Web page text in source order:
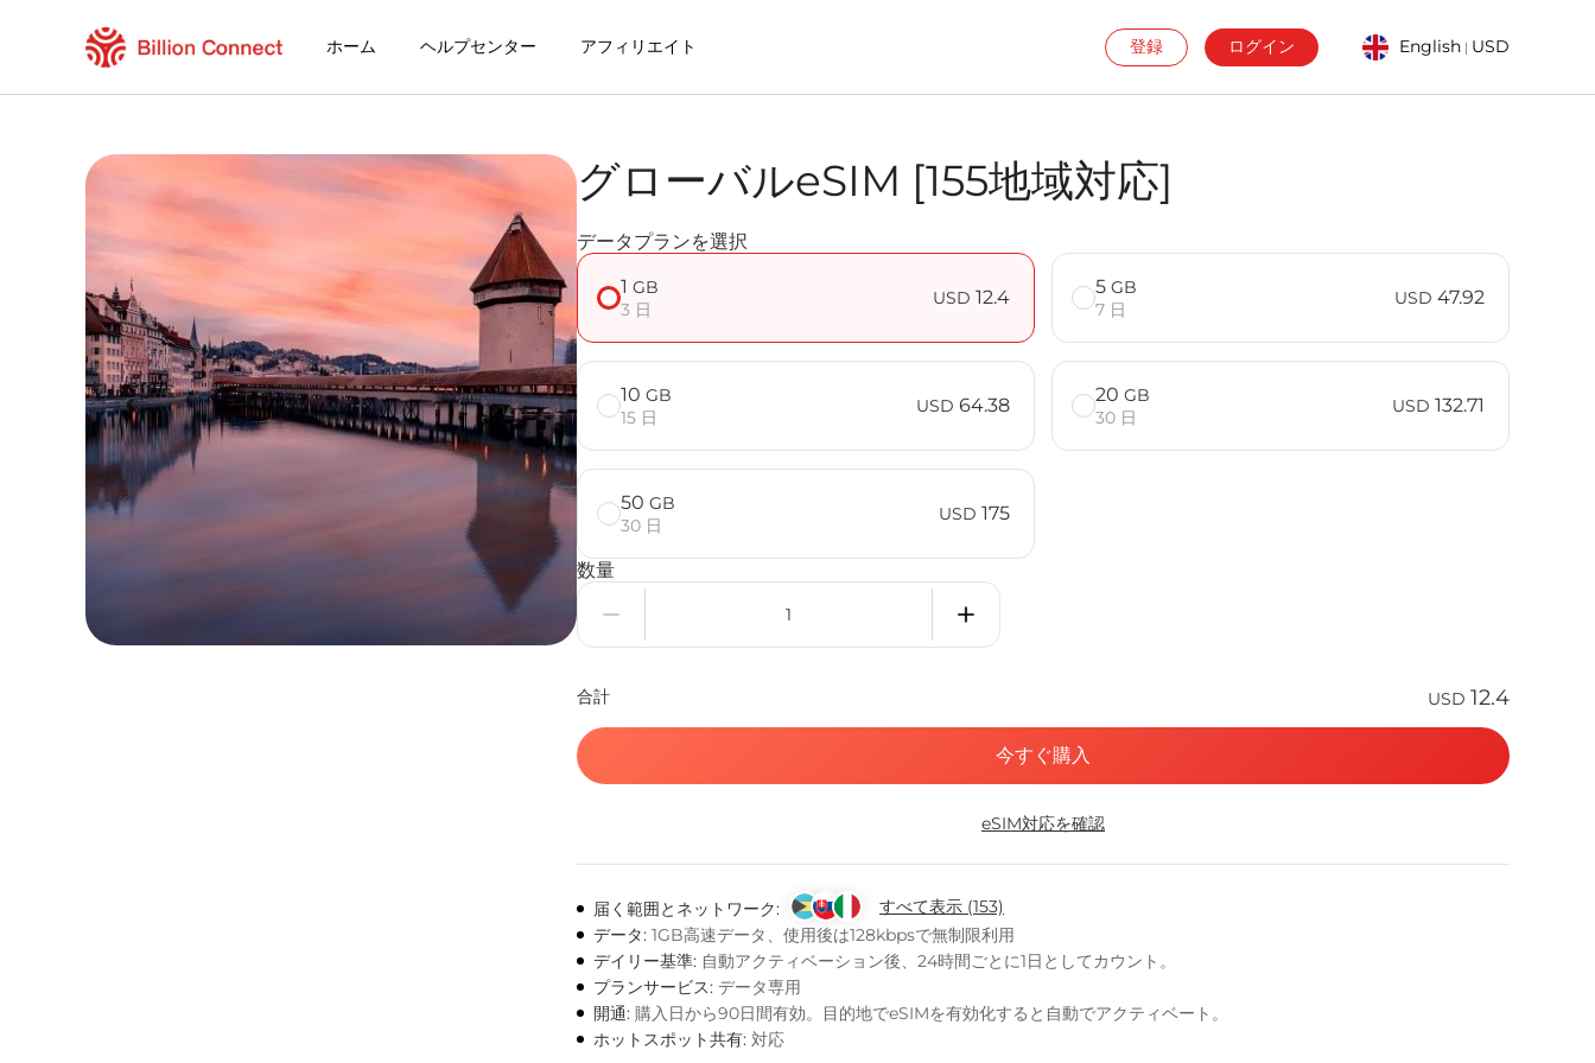
ホーム ヘルプセンター アフィリエイト 登録 ログイン English | USD
現在の目的地の周遊プラン
eSIMの利用方法
Cote D'IvoireでBillion Connect eSIMを利用するメリット
Billion Connect グローバルeSIM [155地域対応] FAQ
目的地とデータプランを選ぶ
eSIMをインストールする
データプランを利用する
安定したインターネット接続
ローミング費用を回避
24時間年中無休のカスタマーサービス
簡単なインストール
国内の電話番号をそのままキープ
グローバルeSIM [155地域対応]
データプランを選択
1 GB
3 日
USD 12.4 5 GB
7 日
USD 47.92
10 GB
15 日
USD 64.38 20 GB
30 日
USD 132.71
50 GB
30 日
USD 175
数量
合計 USD 12.4
今すぐ購入
eSIM対応を確認
届く範囲とネットワーク:
すべて表示 (153)
データ: 1GB高速データ、使用後は128kbpsで無制限利用
デイリー基準: 自動アクティベーション後、24時間ごとに1日としてカウント。
プランサービス: データ専用
開通: 購入日から90日間有効。目的地でeSIMを有効化すると自動でアクティベート。
ホットスポット共有: 対応